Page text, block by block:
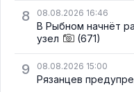
8 08.08.2026 16:46
В Рыбном начнёт
узел
(671)
9 08.08.2026 15:00
Рязанцев